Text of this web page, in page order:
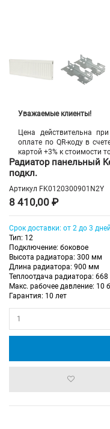
Уважаемые клиенты!
Цена действительна
оплате по QR-коду в
картой +3% к стоимости
Радиатор панельный
подкл.
Артикул FK0120300901N2Y
8 410,00 ₽
Срок доставки: от 2 до 3 дней
Тип: 12
Подключение: боковое
Высота радиатора: 300 мм
Длина радиатора: 900 мм
Теплоотдача радиатора: 668
Макс. рабочее давление: 10
Гарантия: 10 лет